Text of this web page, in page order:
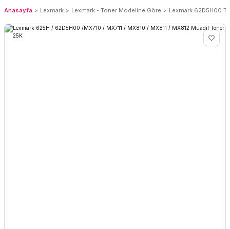
Anasayfa Lexmark Lexmark - Toner Modeline Göre Lexmark 62D5H00